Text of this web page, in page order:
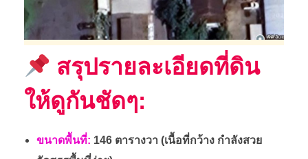
ย
ก
3
-
สรุปรายละเอียดที่ดิน
ให้ดูกันชัดๆ:
ขนาดพื้นที่: 146 ตารางวา (เนื้อที่กว้าง กำลังสวย